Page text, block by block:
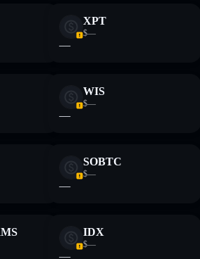
Informationen dienen
XPT
$—
—
WIS
$—
—
SOBTC
$—
—
IDX
$—
—